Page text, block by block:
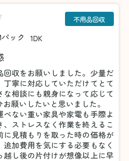
パック 1DK
不用品回収
回収をお願いしました。少量だ
丁寧に対応していただけてとて
な相談にも親身になって応じて
願いしたいと思いました。
ない重い家具や家電も手際よ
、ストレスなく作業を終えるこ
に見積もりを取った時の価格が
加費用を気にする必要もなく
越し後の片付けが想像以上に早